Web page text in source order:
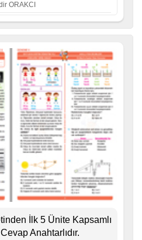
ORAKCI
İlk 5 Ünite Kapsamlı
Anahtarlıdır.